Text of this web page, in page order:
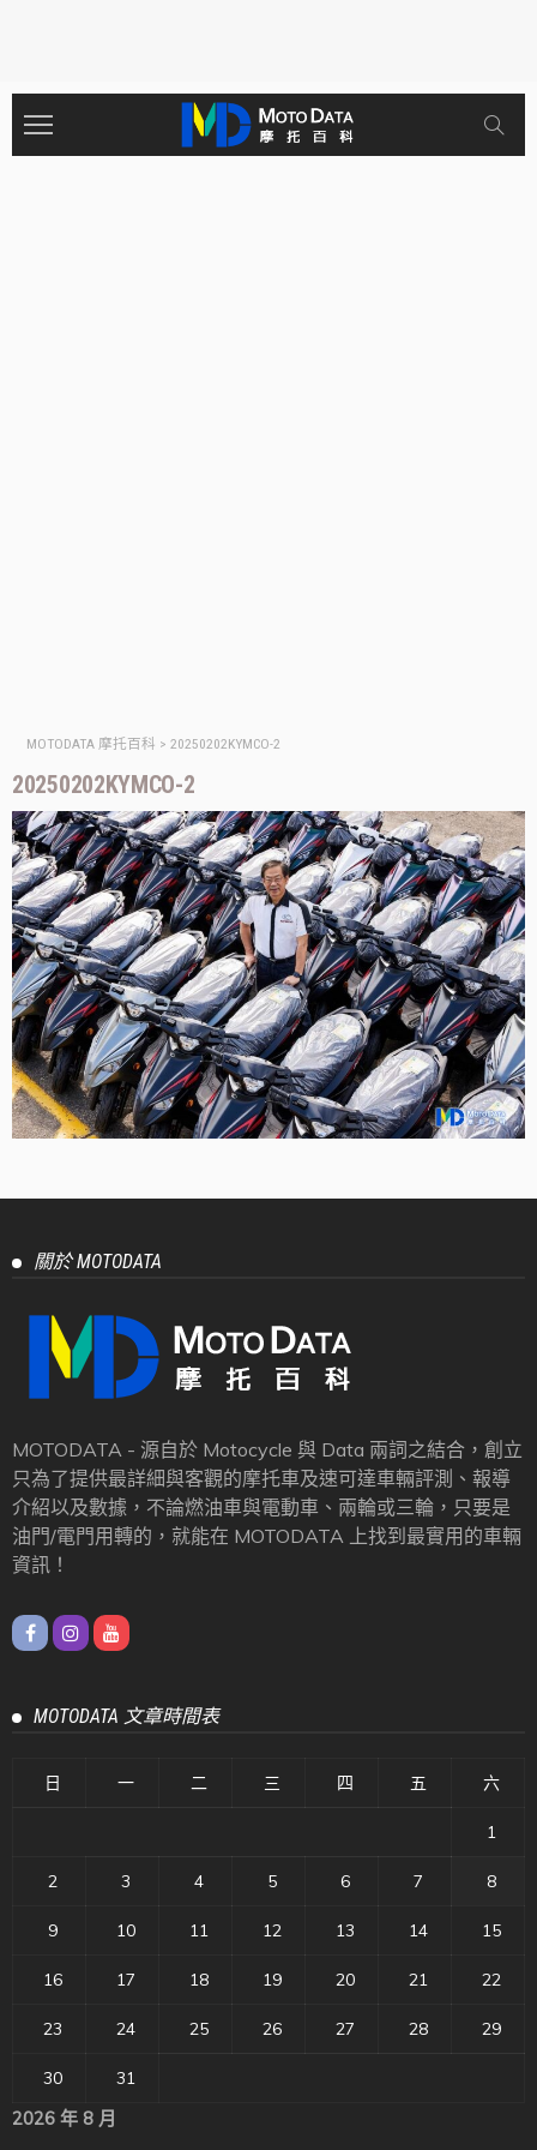
MOTODATA 摩托百科 > 20250202KYMCO-2
20250202KYMCO-2
關於 MOTODATA
MOTODATA - 源自於 Motocycle 與 Data 兩詞之結合，創立
只為了提供最詳細與客觀的摩托車及速可達車輛評測、報導
介紹以及數據，不論燃油車與電動車、兩輪或三輪，只要是
油門/電門用轉的，就能在 MOTODATA 上找到最實用的車輛
資訊！
MOTODATA 文章時間表
2026 年 8 月
日 一 二 三 四 五 六
1
2 3 4 5 6 7 8
9 10 11 12 13 14 15
16 17 18 19 20 21 22
23 24 25 26 27 28 29
30 31